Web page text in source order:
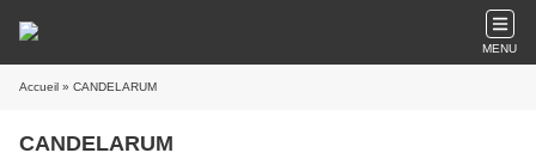
MENU
Accueil » CANDELARUM
CANDELARUM